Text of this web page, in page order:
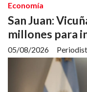
San Juan:
millones para
Economía
05/08/2026